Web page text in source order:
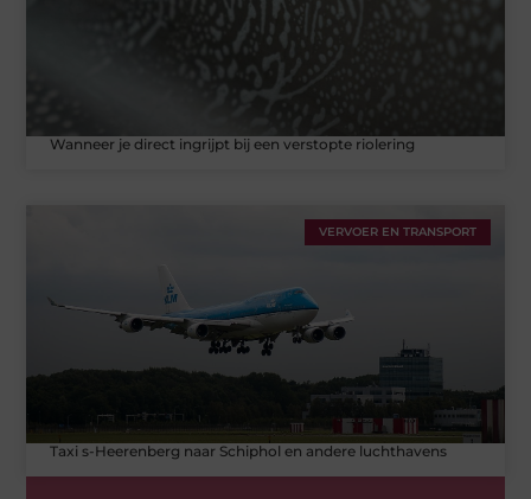
Wanneer je direct ingrijpt bij een verstopte riolering
VERVOER EN TRANSPORT
Taxi s-Heerenberg naar Schiphol en andere luchthavens